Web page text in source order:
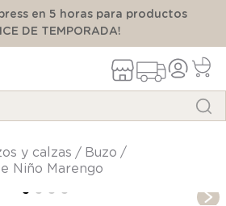
en 5 horas para productos
DE TEMPORADA!
y calzas
buzo
Niño Marengo